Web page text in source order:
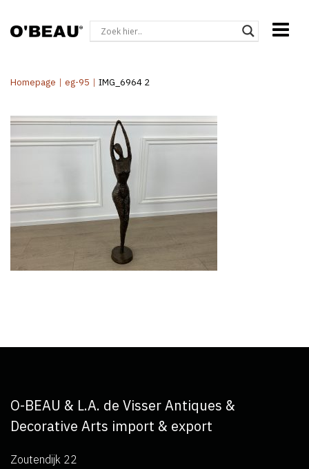
Homepage | eg-95 | IMG_6964 2
O-BEAU & L.A. de Visser Antiques &
Decorative Arts import & export
Zoutendijk 22